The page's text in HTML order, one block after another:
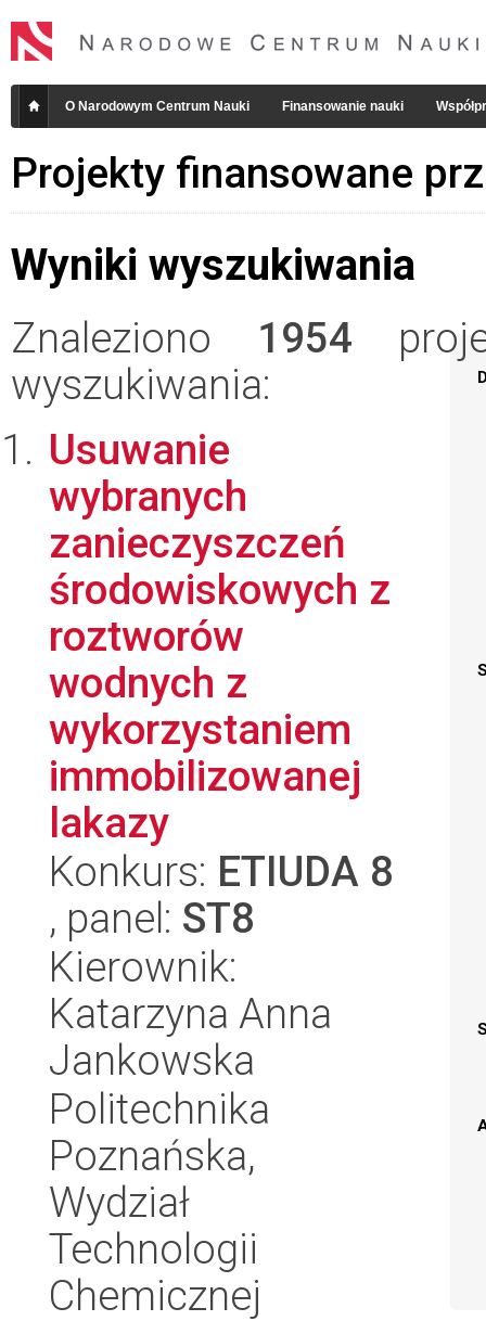
O Narodowym Centrum Nauki Finansowanie nauki
Projekty finansowane
Wyniki wyszukiwania
Znaleziono 1954
wyszukiwania:
Usuwanie
wybranych
zanieczyszczeń
środowiskowych z
roztworów
wodnych z
wykorzystaniem
immobilizowanej
lakazy
Konkurs: ETIUDA 8
, panel: ST8
Kierownik:
Katarzyna Anna
Jankowska
Politechnika
Poznańska,
Wydział
Technologii
Chemicznej